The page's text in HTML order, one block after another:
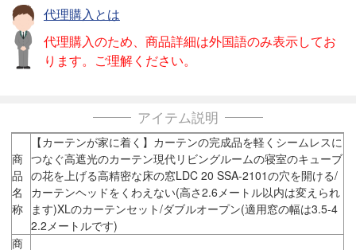
代理購入とは
代理購入のため、商品詳細は外国語のみ表示してお
ります。ご理解ください。
アイテム説明
商
品
名
称
【カーテンが家に着く】カーテンの完成品を軽くシームレスに
つなぐ高遮光のカーテン現代リビングルームの寝室のキューブ
の花を上げる高精密な床の窓LDC 20 SSA-2101の穴を開ける/
カーテンヘッドをくわえない(高さ2.6メートル以内は変えられ
ます)XLのカーテンセット/ダブルオープン(適用窓の幅は3.5-4
2.2メートルです)
商